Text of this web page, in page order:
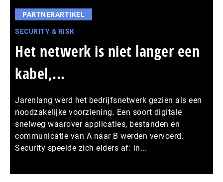
PARTNERARTIKEL
SECURITY & RISK
Het netwerk is niet langer een
kabel,...
Jarenlang werd het bedrijfsnetwerk gezien als een
noodzakelijke voorziening. Een soort digitale
snelweg waarover applicaties, bestanden en
communicatie van A naar B werden vervoerd.
Security speelde zich elders af: in...